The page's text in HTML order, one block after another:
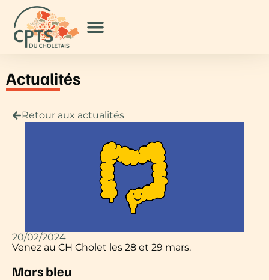
Actualités
Retour aux actualités
20/02/2024
Venez au CH Cholet les 28 et 29 mars.
Mars bleu